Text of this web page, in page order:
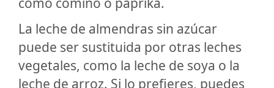
La leche de almendras sin azúcar
puede ser sustituida por otras leches
vegetales, como la leche de soya o la
leche de arroz. Si lo prefieres, puedes